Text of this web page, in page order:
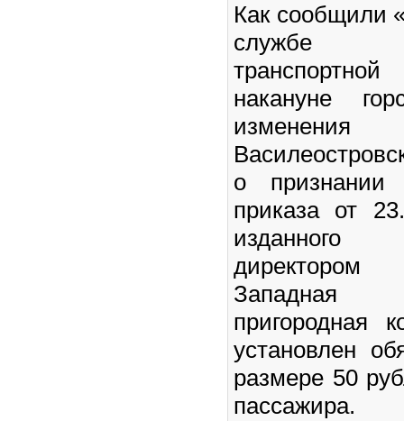
Как сообщили
службе
накануне
о признании
приказа от
Западная
пригородная
установлен
размере 50
пассажира.